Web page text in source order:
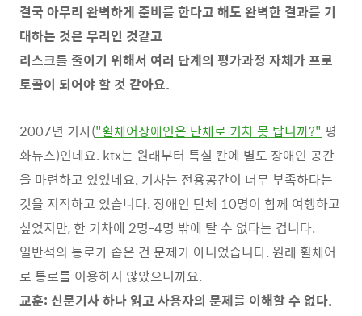
결국 아무리 완벽하게 준비를 한다고 해도 완벽한 결과를 기
대하는 것은 무리인 것같고
리스크를 줄이기 위해서 여러 단계의 평가과정 자체가 프로
토콜이 되어야 할 것 같아요.
2007년 기사("휠체어장애인은 단체로 기차 못 탑니까?" 평
화뉴스)인데요. ktx는 원래부터 특실 칸에 별도 장애인 공간
을 마련하고 있었네요. 기사는 전용공간이 너무 부족하다는
것을 지적하고 있습니다. 장애인 단체 10명이 함께 여행하고
싶었지만, 한 기차에 2명-4명 밖에 탈 수 없다는 겁니다.
일반석의 통로가 좁은 건 문제가 아니었습니다. 원래 휠체어
로 통로를 이용하지 않았으니까요.
교훈: 신문기사 하나 읽고 사용자의 문제를 이해할 수 없다.